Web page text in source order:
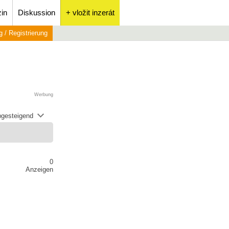
Diskussion + vložit inzerát
/ Registrierung
Werbung
0
Anzeigen